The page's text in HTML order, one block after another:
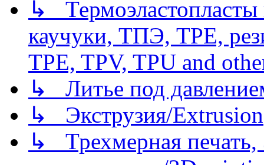
↳
каучуки, ТПЭ, TPE,
TPE, TPV, TPU and
↳ Литье под
↳ Экструзия/Extrusion
↳ Трехмерная